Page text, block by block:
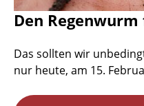
Den
Das sollten wir
nur heute, am 15.